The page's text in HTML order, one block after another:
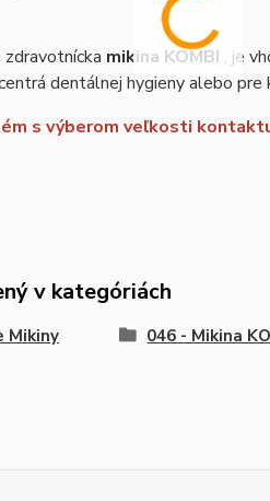
mikina KOMBI , je
dentálnej hygieny alebo pre
s výberom veľkosti
v kategóriách
Mikiny 046 - Mikina